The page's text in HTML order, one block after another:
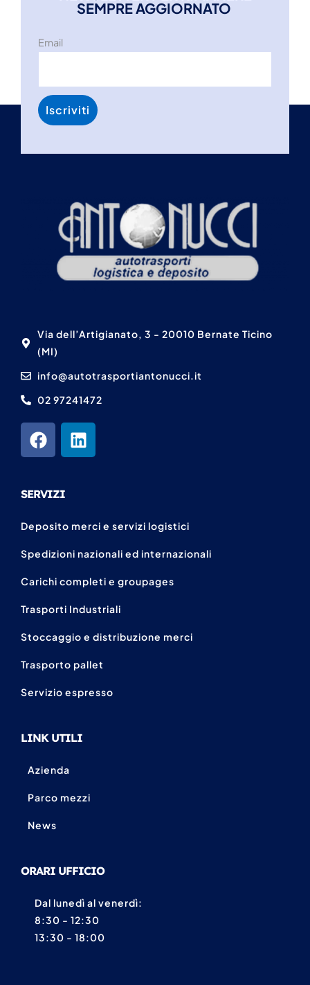
SEMPRE AGGIORNATO
Email
Via dell’Artigianato, 3 - 20010 Bernate Ticino
(MI)
info@autotrasportiantonucci.it
02 97241472
SERVIZI
Deposito merci e servizi logistici
Spedizioni nazionali ed internazionali
Carichi completi e groupages
Trasporti Industriali
Stoccaggio e distribuzione merci
Trasporto pallet
Servizio espresso
LINK UTILI
Azienda
Parco mezzi
News
ORARI UFFICIO
Dal lunedì al venerdì:
8:30 - 12:30
13:30 - 18:00